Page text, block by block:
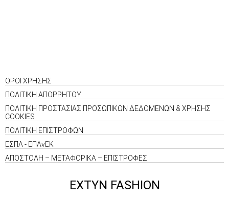
ΟΡΟΙ ΧΡΗΣΗΣ
ΠΟΛΙΤΙΚΗ ΑΠΟΡΡΗΤΟΥ
ΠΟΛΙΤΙΚΗ ΠΡΟΣΤΑΣΙΑΣ ΠΡΟΣΩΠΙΚΩΝ ΔΕΔΟΜΕΝΩΝ & ΧΡΗΣΗΣ
COOKIES
ΠΟΛΙΤΙΚΗ ΕΠΙΣΤΡΟΦΩΝ
ΕΣΠΑ - ΕΠΑνΕΚ
ΑΠΟΣΤΟΛΗ – ΜΕΤΑΦΟΡΙΚΑ – ΕΠΙΣΤΡΟΦΕΣ
EXTYN FASHION